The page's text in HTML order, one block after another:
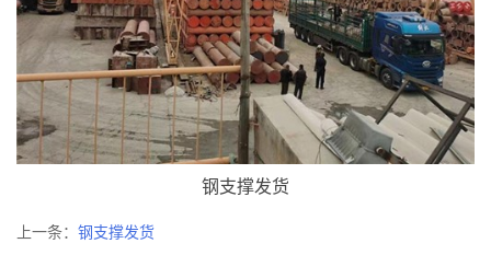
钢支撑发货
上一条： 钢支撑发货